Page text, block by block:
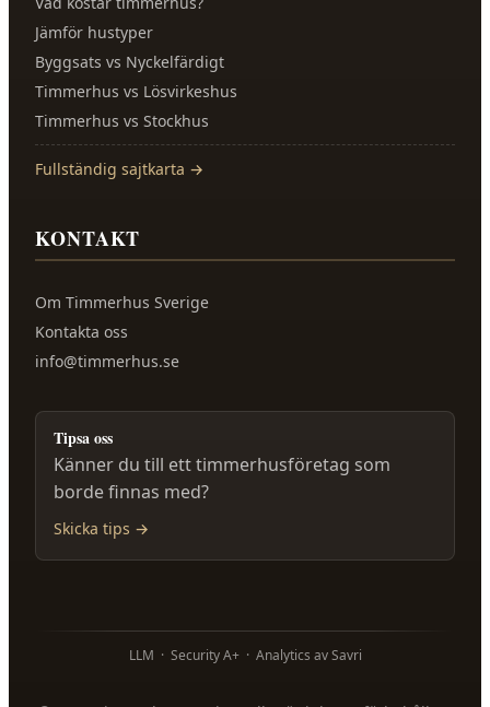
Jämför hustyper
Byggsats vs Nyckelfärdigt
Timmerhus vs Lösvirkeshus
Timmerhus vs Stockhus
Fullständig sajtkarta →
KONTAKT
Om Timmerhus Sverige
Kontakta oss
info@timmerhus.se
Tipsa oss
Känner du till ett timmerhusföretag som
borde finnas med?
Skicka tips →
LLM · Security A+ · Analytics av Savri